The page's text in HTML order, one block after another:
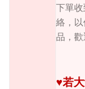
下單
絡，
品，歡
♥若